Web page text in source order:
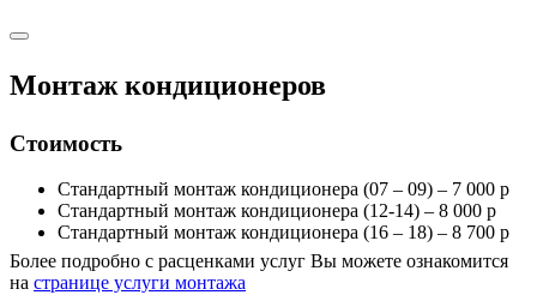
Монтаж кондиционеров
Стоимость
Стандартный монтаж кондиционера (07 – 09) – 7 000 р
Стандартный монтаж кондиционера (12-14) – 8 000 р
Стандартный монтаж кондиционера (16 – 18) – 8 700 р
Более подробно с расценками услуг Вы можете ознакомится
на странице услуги монтажа